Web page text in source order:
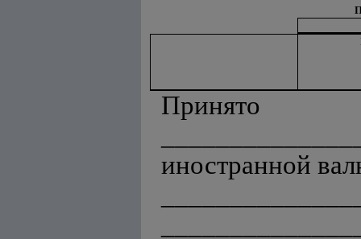
иностранной